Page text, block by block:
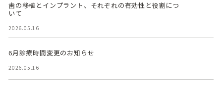
歯の移植とインプラント、それぞれの有効性と役割につ
いて
2026.05.16
6月診療時間変更のお知らせ
2026.05.16